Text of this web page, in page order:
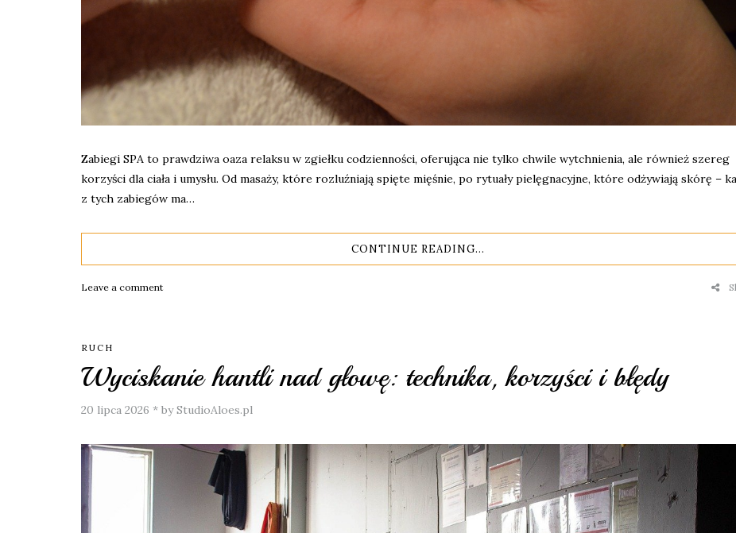
Zabiegi SPA to prawdziwa oaza relaksu w zgiełku codzienności, oferująca nie tylko chwile wytchnienia, ale również szereg
korzyści dla ciała i umysłu. Od masaży, które rozluźniają spięte mięśnie, po rytuały pielęgnacyjne, które odżywiają skórę –
z tych zabiegów ma…
CONTINUE READING...
Leave a comment
RUCH
Wyciskanie hantli nad głowę: technika, korzyści i błędy
20 lipca 2026 * by StudioAloes.pl